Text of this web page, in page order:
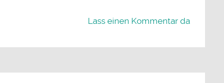
Lass einen Kommentar da